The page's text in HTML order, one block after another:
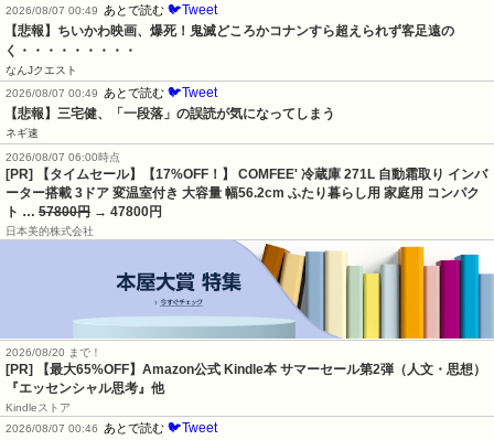
2026/08/07 00:49
あとで読む 🐦Tweet
【悲報】ちいかわ映画、爆死！鬼滅どころかコナンすら超えられず客足遠の
く・・・・・・・・・
なんJクエスト
2026/08/07 00:49
あとで読む 🐦Tweet
【悲報】三宅健、「一段落」の誤読が気になってしまう
ネギ速
2026/08/07 06:00時点
[PR] 【タイムセール】【17%OFF！】 COMFEE' 冷蔵庫 271L 自動霜取り インバ
ーター搭載 3ドア 変温室付き 大容量 幅56.2cm ふたり暮らし用 家庭用 コンパク
ト … 57800円 → 47800円
日本美的株式会社
2026/08/20 まで！
[PR]
【最大65%OFF】Amazon公式 Kindle本 サマーセール第2弾（人文・思想）
『エッセンシャル思考』他
Kindleストア
2026/08/07 00:46
あとで読む 🐦Tweet